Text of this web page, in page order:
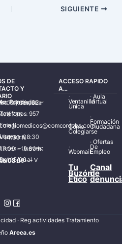
SIGUIENTE
DE
Y
Av. Ronda de los Tejares, 32 – 14001 Córdoba
Teléfonos: 957 478 785
Email: colegiomedicos@comcordoba.com
Lunes – Viernes: 08:30 – 14:30 h.
Lunes – Jueves: 17:00 – 19:30 h.
Del 15/06 al 15/09 de L – V de 08:00 – 15:00 h.
ACCESO RAPIDO
A...
·
Ventanilla
Única
·
Cómo
Colegiarse
·
Webmail
·Aula
Virtual
·
Formación
Ciudadana
·Ofertas
De
Empleo
Tu
Buzón
Ético
Canal
de
· Reg actividades Tratamiento
o Areea.es